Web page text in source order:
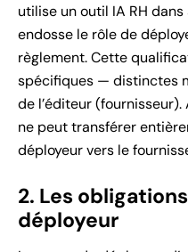
utilise un outil IA RH
endosse le rôle de
règlement. Cette
spécifiques — distinctes
de l’éditeur
ne peut transférer
déployeur vers le
2. Les
déployeur